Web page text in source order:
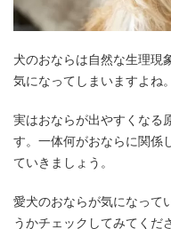
犬のおならは自然な生理現
気になってしまいますよね。
実はおならが出やすくなる
す。一体何がおならに関係
ていきましょう。
愛犬のおならが気になって
うかチェックしてみてくだ